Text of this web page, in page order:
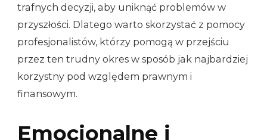
trafnych decyzji, aby uniknąć problemów w
przyszłości. Dlatego warto skorzystać z pomocy
profesjonalistów, którzy pomogą w przejściu
przez ten trudny okres w sposób jak najbardziej
korzystny pod względem prawnym i
finansowym.
Emocjonalne i